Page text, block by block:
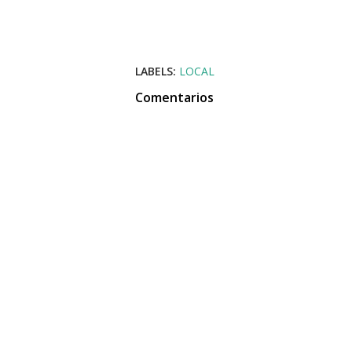
LABELS: LOCAL
Comentarios